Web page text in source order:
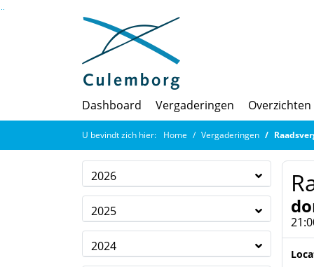
Ga naar de inhoud van deze pagina
Ga naar het zoeken
Ga naar het menu
Dashboard Vergaderingen Overzichten
U bevindt zich hier: Home Vergaderingen
2026
2025
2024